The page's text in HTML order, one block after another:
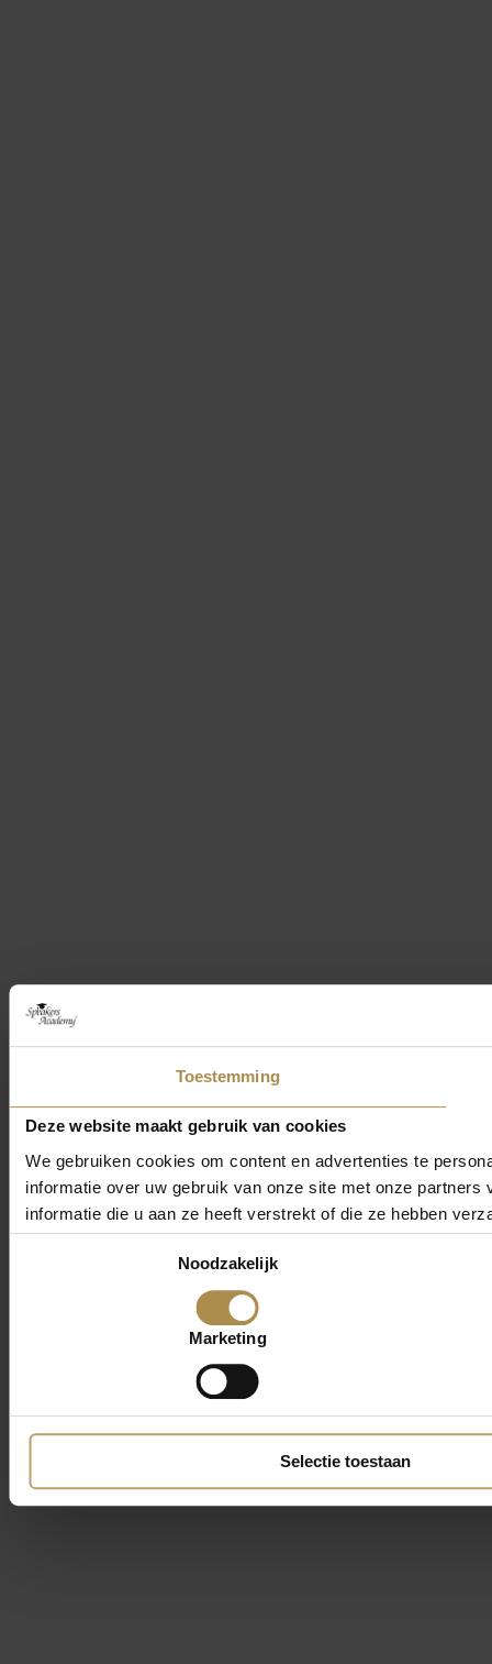
Toestemming
Deze website maakt gebruik van cookies
We gebruiken cookies om content en advertenties te
informatie over uw gebruik van onze site met onze
informatie die u aan ze heeft verstrekt of die ze hebben
Noodzakelijk
Marketing
Selectie toestaan